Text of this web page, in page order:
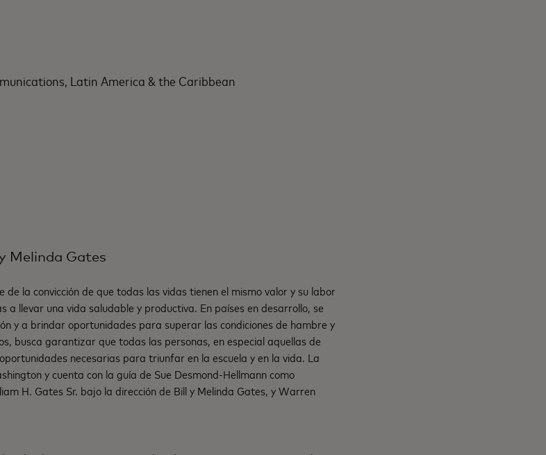
Latin America & the Caribbean
Melinda Gates
la convicción de que todas las vidas tienen el mismo valor y su labor
a llevar una vida saludable y productiva. En países en desarrollo, se
y a brindar oportunidades para superar las condiciones de hambre y
busca garantizar que todas las personas, en especial aquellas de
necesarias para triunfar en la escuela y en la vida. La
y cuenta con la guía de Sue Desmond-Hellmann como
H. Gates Sr. bajo la dirección de Bill y Melinda Gates, y Warren